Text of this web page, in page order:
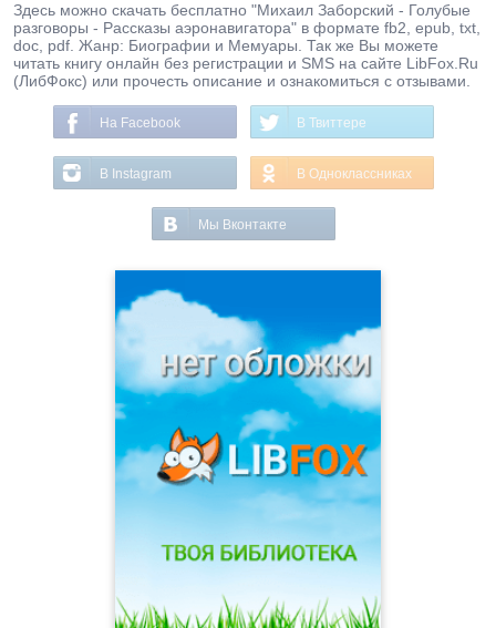
Здесь можно скачать бесплатно "Михаил Заборский - Голубые
разговоры - Рассказы аэронавигатора" в формате fb2, epub, txt,
doc, pdf. Жанр: Биографии и Мемуары. Так же Вы можете
читать книгу онлайн без регистрации и SMS на сайте LibFox.Ru
(ЛибФокс) или прочесть описание и ознакомиться с отзывами.
На Facebook В Твиттере
В Instagram В Одноклассниках
Мы Вконтакте